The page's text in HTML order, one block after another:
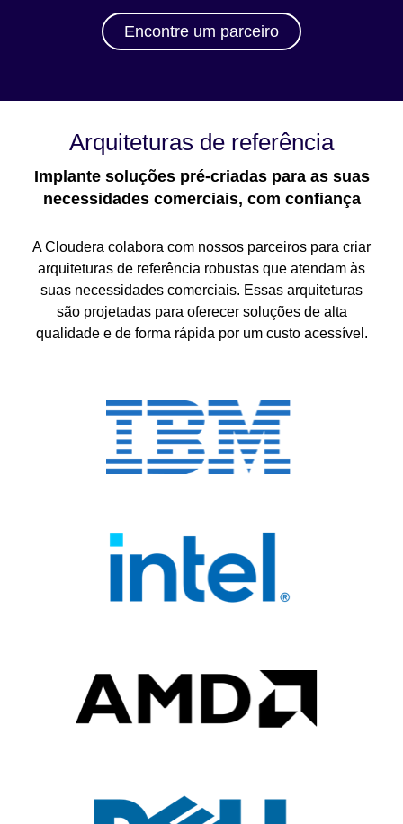
Encontre um parceiro
Arquiteturas de referência
Implante soluções pré-criadas para as suas
necessidades comerciais, com confiança
A Cloudera colabora com nossos parceiros para criar
arquiteturas de referência robustas que atendam às
suas necessidades comerciais. Essas arquiteturas
são projetadas para oferecer soluções de alta
qualidade e de forma rápida por um custo acessível.